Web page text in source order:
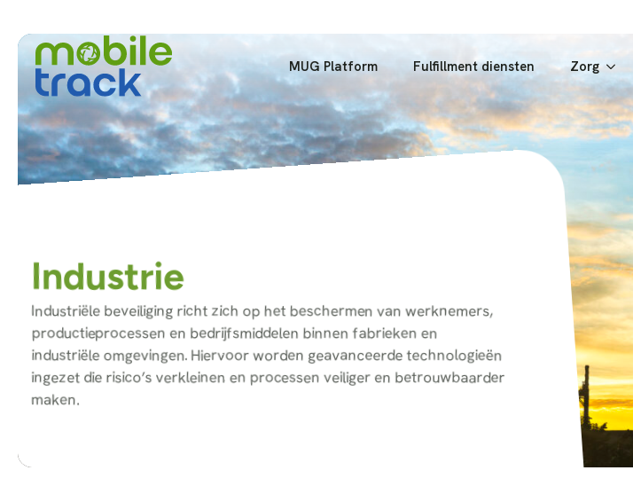
MUG Platform Fulfillment diensten Zorg
Industrie
Industriële beveiliging richt zich op het beschermen van werknemers,
productieprocessen en bedrijfsmiddelen binnen fabrieken en
industriële omgevingen. Hiervoor worden geavanceerde technologieën
ingezet die risico’s verkleinen en processen veiliger en betrouwbaarder
maken.